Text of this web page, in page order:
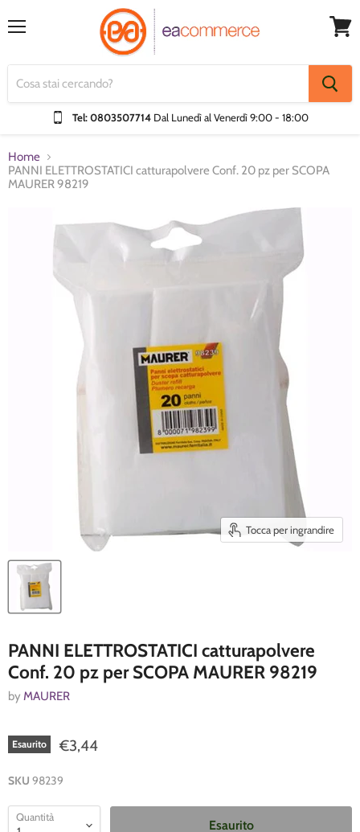
Tel: 0803507714 Dal Lunedì al Venerdì9:00 - 18:00
Home
PANNI ELETTROSTATICI catturapolvere Conf. 20 pz per SCOPA
MAURER 98219
Tocca per ingrandire
PANNI ELETTROSTATICI catturapolvere
Conf. 20 pz per SCOPA MAURER 98219
by MAURER
Esaurito €3,44
SKU 98239
Quantità
Esaurito